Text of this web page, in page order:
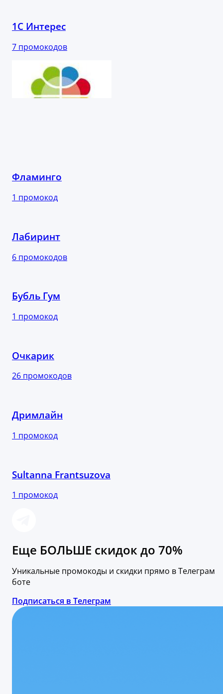
1С Интерес
7 промокодов
Фламинго
1 промокод
Лабиринт
6 промокодов
Бубль Гум
1 промокод
Очкарик
26 промокодов
Дримлайн
1 промокод
Sultanna Frantsuzova
1 промокод
Еще БОЛЬШЕ скидок до 70%
Уникальные промокоды и скидки прямо в Телеграм
боте
Подписаться в Телеграм